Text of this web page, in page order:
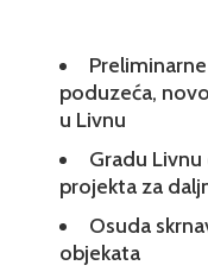
poduzeća,
u Livnu
Gradu
projekta za
Osuda
objekata